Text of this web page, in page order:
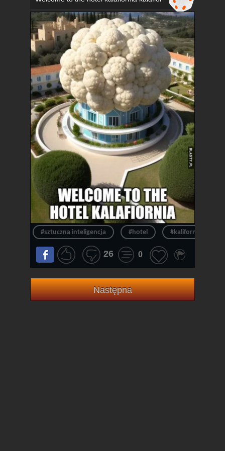
#sztuczna inteligencja #hotel #kalifornia
26 0
Następna